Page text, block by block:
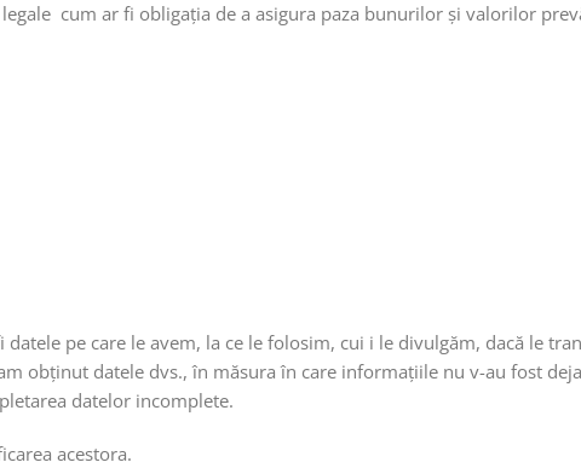
cum ar fi obligația de a asigura paza bunurilor și valorilor
pe care le avem, la ce le folosim, cui i le divulgăm, dacă le
obținut datele dvs., în măsura în care informațiile nu v-au fost
datelor incomplete.
acestora.